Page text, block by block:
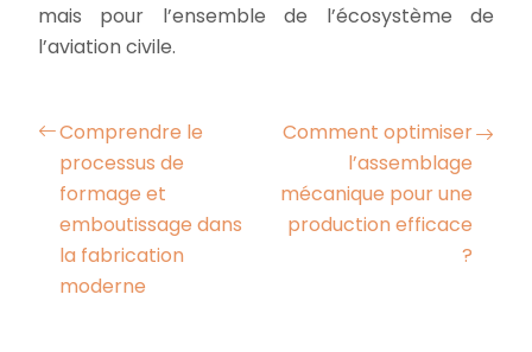
mais pour l’ensemble de l’écosystème de
l’aviation civile.
Comprendre le
processus de
formage et
emboutissage dans
la fabrication
moderne
Comment optimiser
l’assemblage
mécanique pour une
production efficace
?